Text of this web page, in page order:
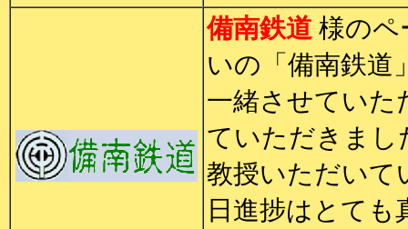
備南鉄道 様のペ
いの「備南鉄道
一緒させていた
ていただきまし
教授いただいて
日進捗はとて